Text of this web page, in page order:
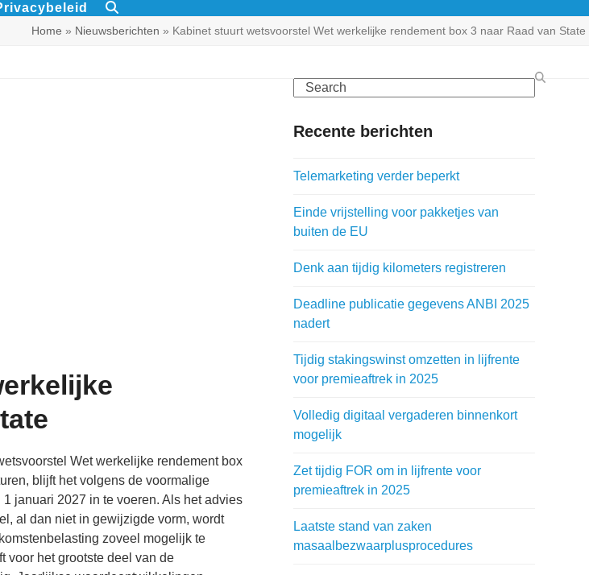
Home » Nieuwsberichten » Kabinet stuurt wetsvoorstel Wet werkelijke rendement box 3 naar Raad van State
Wet werkelijke rendement box
blijft het volgens de voormalige
januari 2027 in te voeren. Als het advies
al dan niet in gewijzigde vorm, wordt
zoveel mogelijk te
voor het grootste deel van de
Search
Recente berichten
Telemarketing verder beperkt
Einde vrijstelling voor pakketjes van
buiten de EU
Denk aan tijdig kilometers registreren
Deadline publicatie gegevens ANBI 2025
nadert
Tijdig stakingswinst omzetten in lijfrente
voor premieaftrek in 2025
Volledig digitaal vergaderen binnenkort
mogelijk
Zet tijdig FOR om in lijfrente voor
premieaftrek in 2025
Laatste stand van zaken
masaalbezwaarplusprocedures